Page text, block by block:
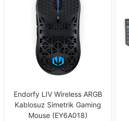
Endorfy LIV Wireless ARGB
Kablosuz Simetrik Gaming
Mouse (EY6A018)